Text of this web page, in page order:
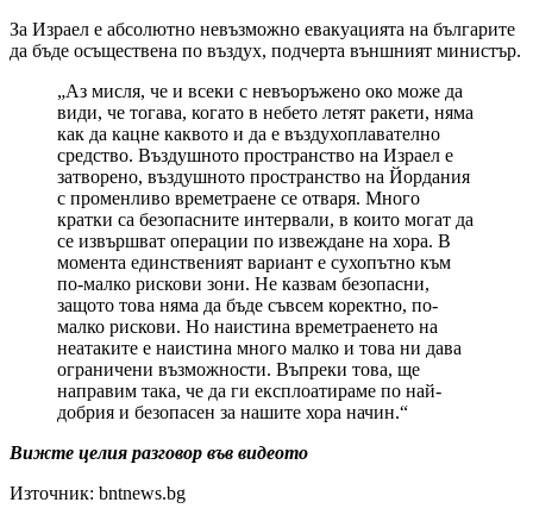
За Израел е абсолютно невъзможно евакуацията на българите
да бъде осъществена по въздух, подчерта външният министър.
„Аз мисля, че и всеки с невъоръжено око може да
види, че тогава, когато в небето летят ракети, няма
как да кацне каквото и да е въздухоплавателно
средство. Въздушното пространство на Израел е
затворено, въздушното пространство на Йордания
с променливо времетраене се отваря. Много
кратки са безопасните интервали, в които могат да
се извършват операции по извеждане на хора. В
момента единственият вариант е сухопътно към
по-малко рискови зони. Не казвам безопасни,
защото това няма да бъде съвсем коректно, по-
малко рискови. Но наистина времетраенето на
неатаките е наистина много малко и това ни дава
ограничени възможности. Въпреки това, ще
направим така, че да ги експлоатираме по най-
добрия и безопасен за нашите хора начин.“
Вижте целия разговор във видеото
Източник: bntnews.bg